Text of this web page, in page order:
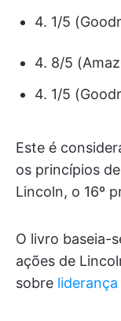
4. 1/5
4. 8/5
4. 1/5
Este é
os princípios
Lincoln, o 16º
O livro baseia-
ações de
sobre